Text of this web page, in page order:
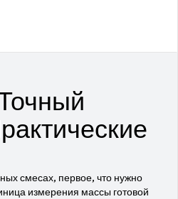
смесах, первое, что нужно
измерения массы готовой